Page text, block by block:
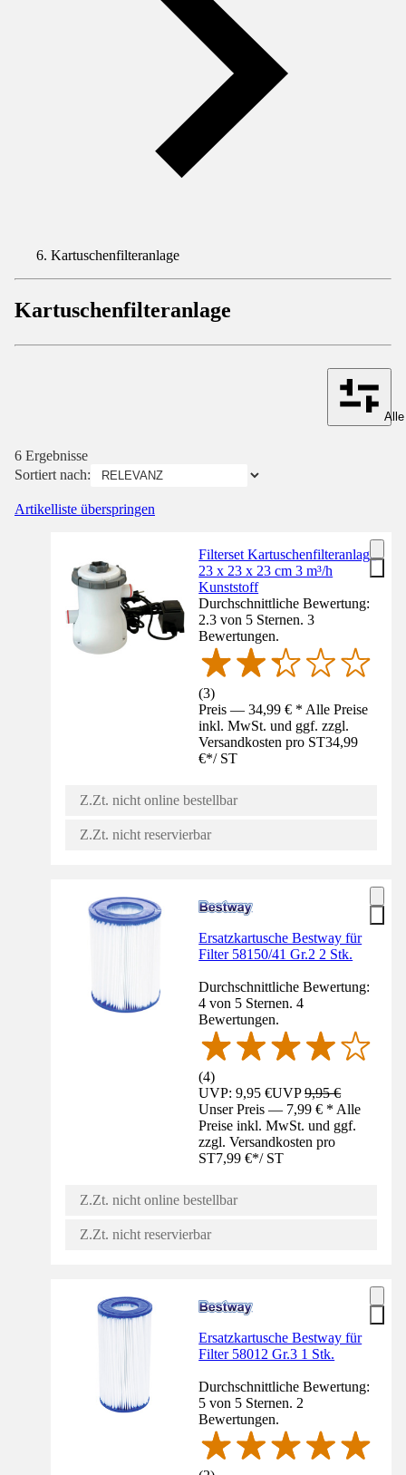
Kartuschenfilteranlage
Kartuschenfilteranlage
6 Ergebnisse
Sortiert nach:
Artikelliste überspringen
Filterset Kartuschenfilteranlage
23 x 23 x 23 cm 3 m³/h
Kunststoff
Durchschnittliche Bewertung:
2.3 von 5 Sternen. 3
Bewertungen.
(3)
Preis — 34,99 € * Alle Preise
inkl. MwSt. und ggf. zzgl.
Versandkosten pro ST34,99
€*/ ST
Z.Zt. nicht online bestellbar
Z.Zt. nicht reservierbar
Ersatzkartusche Bestway für
Filter 58150/41 Gr.2 2 Stk.
Durchschnittliche Bewertung:
4 von 5 Sternen. 4
Bewertungen.
(4)
UVP: 9,95 €UVP9,95 €
Unser Preis — 7,99 € * Alle
Preise inkl. MwSt. und ggf.
zzgl. Versandkosten pro
ST7,99 €*/ ST
Z.Zt. nicht online bestellbar
Z.Zt. nicht reservierbar
Ersatzkartusche Bestway für
Filter 58012 Gr.3 1 Stk.
Durchschnittliche Bewertung:
5 von 5 Sternen. 2
Bewertungen.